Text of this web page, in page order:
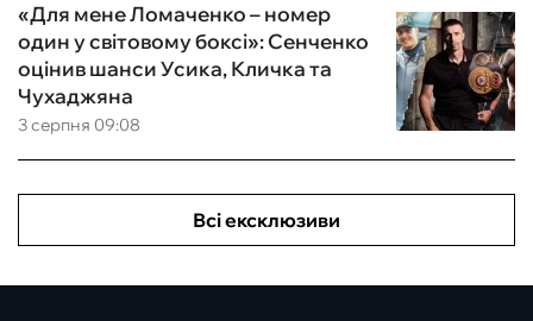
3 серпня 09:08
«Для мене Ломаченко – номер
один у світовому боксі»: Сенченко
оцінив шанси Усика, Кличка та
Чухаджяна
Всі ексклюзиви